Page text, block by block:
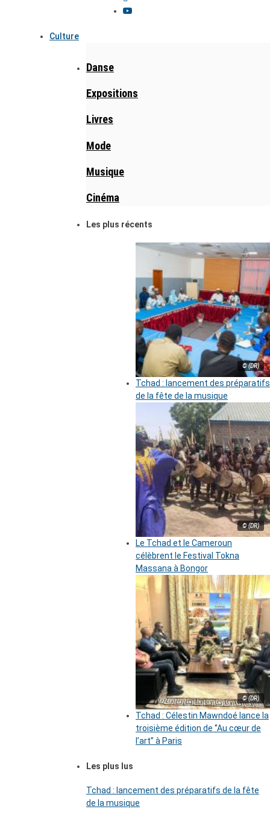
Culture
Danse
Expositions
Livres
Mode
Musique
Cinéma
Les plus récents
© (DR)
Tchad : lancement des préparatifs
de la fête de la musique
© (DR)
Le Tchad et le Cameroun
célèbrent le Festival Tokna
Massana à Bongor
© (DR)
Tchad : Célestin Mawndoé lance la
troisième édition de ‘’Au cœur de
l’art’’ à Paris
Les plus lus
Tchad : lancement des préparatifs de la fête
de la musique